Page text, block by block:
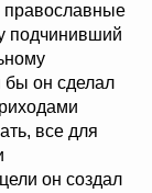
православные
подчинивший
бы он сделал
все для
он создал